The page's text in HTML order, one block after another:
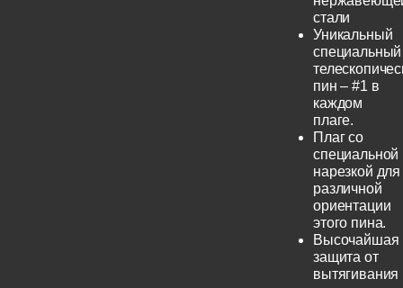
стали
Уникальный
специальный
пин – #1 в
каждом
плаге.
Плаг со
специальной
нарезкой для
различной
ориентации
этого пина.
Высочайшая
защита от
вытягивания